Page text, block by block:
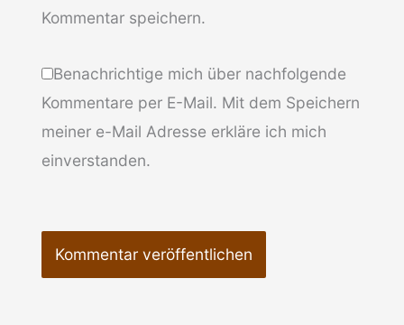
Kommentar speichern.
Benachrichtige mich über nachfolgende
Kommentare per E-Mail. Mit dem Speichern
meiner e-Mail Adresse erkläre ich mich
einverstanden.